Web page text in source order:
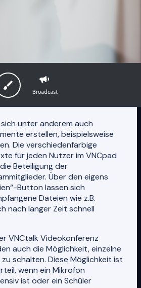
unter anderem auch
erstellen, beispielsweise
Die verschiedenfarbige
für jeden Nutzer im VNCpad
Beteiligung der
Über den eigens
Button lassen sich
Dateien wie z.B.
nach langer Zeit schnell
VNCtalk Videokonferenz
auch die Möglichkeit, einzelne
schalten. Diese Möglichkeit ist
wenn ein Mikrofon
ist oder ein Schüler